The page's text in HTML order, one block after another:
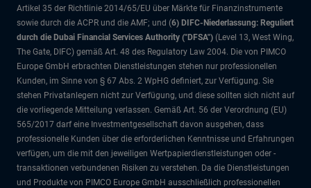
Artikel 35 der Richtlinie 2014/65/EU über Märkte für Finanzinstrumente
sowie durch die ACPR und die AMF; und (6) DIFC-Niederlassung: Reguliert
durch die Dubai Financial Services Authority ("DFSA") (Level 13, West Wing,
The Gate, DIFC) gemäß Art. 48 des Regulatory Law 2004. Die von PIMCO
Europe GmbH erbrachten Dienstleistungen stehen nur professionellen
Kunden, im Sinne von § 67 Abs. 2 WpHG definiert, zur Verfügung. Sie
stehen Privatanlegern nicht zur Verfügung, und diese sollten sich nicht auf
die vorliegende Mitteilung verlassen. Gemäß Art. 56 der Verordnung (EU)
565/2017 darf eine Investmentgesellschaft davon ausgehen, dass
professionelle Kunden über die erforderlichen Kenntnisse und Erfahrungen
verfügen, um die mit den jeweiligen Wertpapierdienstleistungen oder -
transaktionen verbundenen Risiken zu verstehen. Da die Dienstleistungen
und Produkte von PIMCO Europe GmbH ausschließlich professionellen